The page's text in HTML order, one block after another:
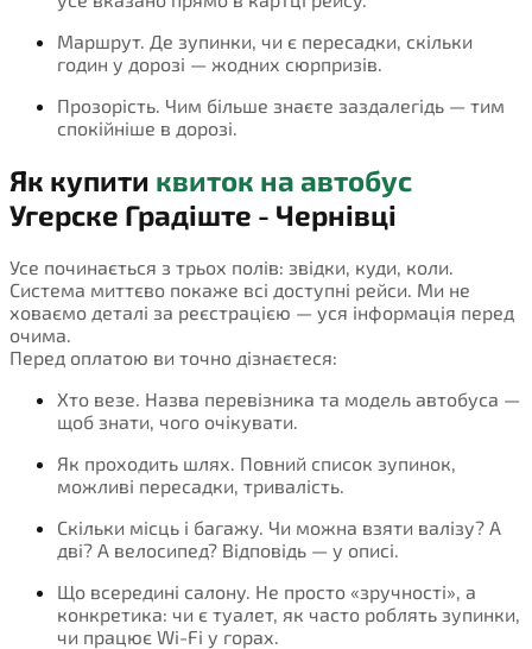
Маршрут. Де зупинки, чи є пересадки, скільки
годин у дорозі — жодних сюрпризів.
Прозорість. Чим більше знаєте заздалегідь — тим
спокійніше в дорозі.
Як купити квиток на автобус
Угерске Градіште - Чернівці
Усе починається з трьох полів: звідки, куди, коли.
Система миттєво покаже всі доступні рейси. Ми не
ховаємо деталі за реєстрацією — уся інформація перед
очима.
Перед оплатою ви точно дізнаєтеся:
Хто везе. Назва перевізника та модель автобуса —
щоб знати, чого очікувати.
Як проходить шлях. Повний список зупинок,
можливі пересадки, тривалість.
Скільки місць і багажу. Чи можна взяти валізу? А
дві? А велосипед? Відповідь — у описі.
Що всередині салону. Не просто «зручності», а
конкретика: чи є туалет, як часто роблять зупинки,
чи працює Wi-Fi у горах.